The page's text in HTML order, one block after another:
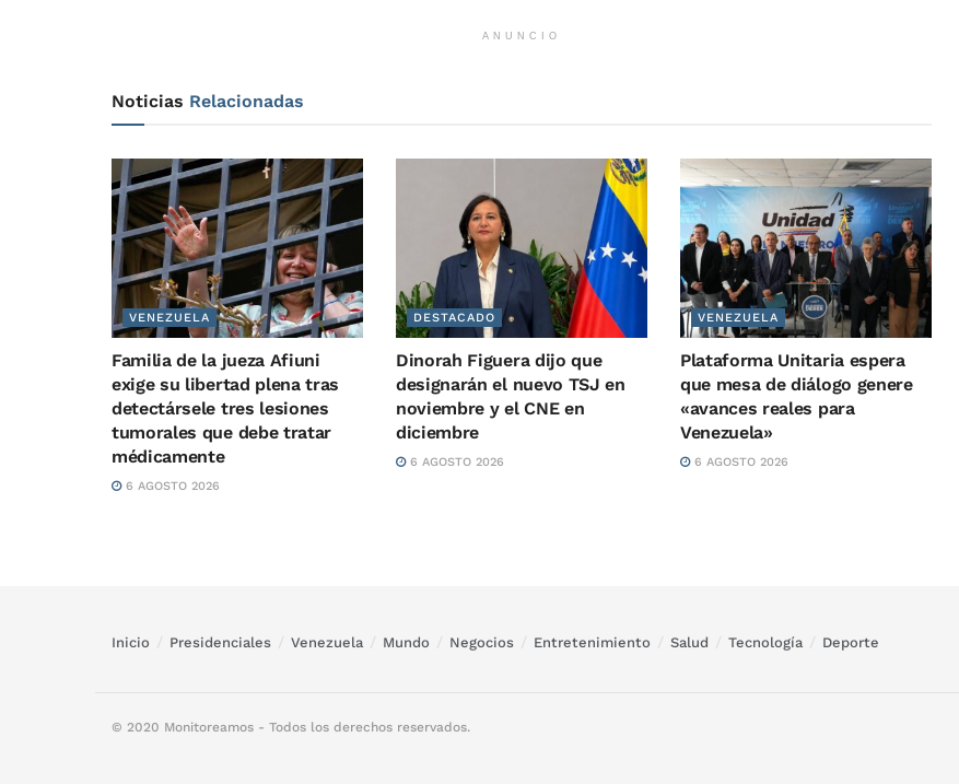
ANUNCIO
Noticias Relacionadas
VENEZUELA
Familia de la jueza Afiuni
exige su libertad plena tras
detectársele tres lesiones
tumorales que debe tratar
médicamente
6 AGOSTO 2026
DESTACADO
Dinorah Figuera dijo que
designarán el nuevo TSJ en
noviembre y el CNE en
diciembre
6 AGOSTO 2026
VENEZUELA
Plataforma Unitaria espera
que mesa de diálogo genere
«avances reales para
Venezuela»
6 AGOSTO 2026
Inicio Presidenciales Venezuela Mundo Negocios Entretenimiento Salud Tecnología Deporte
© 2020 Monitoreamos - Todos los derechos reservados.